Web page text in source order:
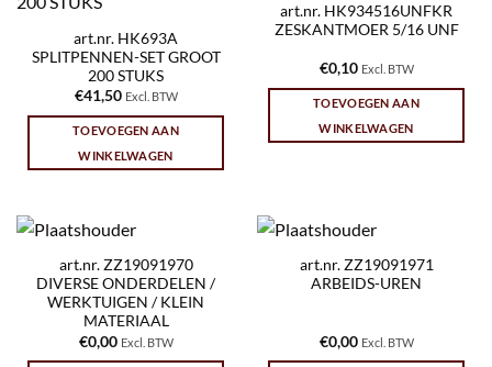
art.nr. HK693A
SPLITPENNEN-SET GROOT
200 STUKS
€41,50 Excl. BTW
TOEVOEGEN AAN
WINKELWAGEN
art.nr. HK934516UNFKR
ZESKANTMOER 5/16 UNF
€0,10 Excl. BTW
TOEVOEGEN AAN
WINKELWAGEN
art.nr. ZZ19091970
DIVERSE ONDERDELEN /
WERKTUIGEN / KLEIN
MATERIAAL
€0,00 Excl. BTW
art.nr. ZZ19091971
ARBEIDS-UREN
€0,00 Excl. BTW